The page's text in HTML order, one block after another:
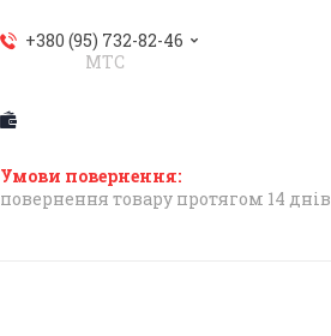
+380 (95) 732-82-46
МТС
повернення товару протягом 14 днів